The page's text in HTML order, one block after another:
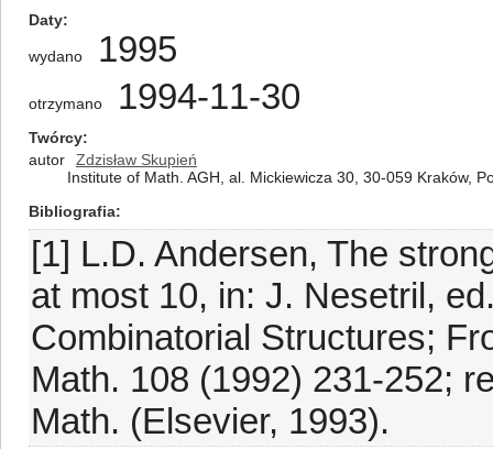
Daty
wydano 1995
otrzymano 1994-11-30
Twórcy
autor
Zdzisław Skupień
Institute of Math. AGH, al. Mickiewicza 30, 30-059 Kraków,
Bibliografia
[1] L.D. Andersen, The
at most 10, in: J. Nesetril,
Combinatorial Structures;
Math. 108 (1992) 231-252;
Math. (Elsevier, 1993).